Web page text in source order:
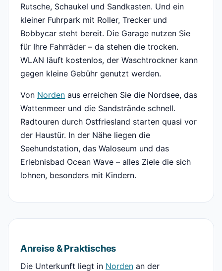
Rutsche, Schaukel und Sandkasten. Und ein
kleiner Fuhrpark mit Roller, Trecker und
Bobbycar steht bereit. Die Garage nutzen Sie
für Ihre Fahrräder – da stehen die trocken.
WLAN läuft kostenlos, der Waschtrockner kann
gegen kleine Gebühr genutzt werden.
Von Norden aus erreichen Sie die Nordsee, das
Wattenmeer und die Sandstrände schnell.
Radtouren durch Ostfriesland starten quasi vor
der Haustür. In der Nähe liegen die
Seehundstation, das Waloseum und das
Erlebnisbad Ocean Wave – alles Ziele die sich
lohnen, besonders mit Kindern.
Anreise & Praktisches
Die Unterkunft liegt in Norden an der